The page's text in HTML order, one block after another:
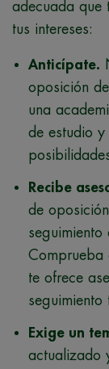
adecuada que
tus intereses:
Anticípate.
oposición
una
de estudio
Recibe
de
Comprueba
te ofrece
Exige un
actualizado